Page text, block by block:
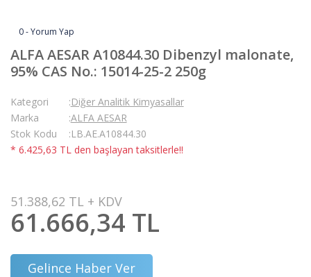
0 - Yorum Yap
ALFA AESAR A10844.30 Dibenzyl malonate,
95% CAS No.: 15014-25-2 250g
Kategori
Diğer Analitik Kimyasallar
Marka
ALFA AESAR
Stok Kodu
LB.AE.A10844.30
* 6.425,63 TL den başlayan taksitlerle!!
51.388,62 TL + KDV
61.666,34 TL
Gelince Haber Ver